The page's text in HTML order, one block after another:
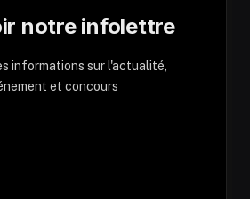
notre infolettre
informations sur l'actualité,
et concours